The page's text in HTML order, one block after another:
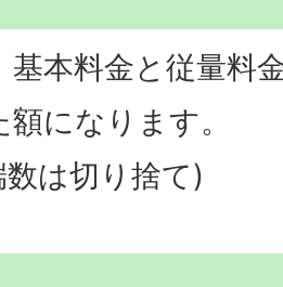
基本料金と従量料
になります。
は切り捨て)